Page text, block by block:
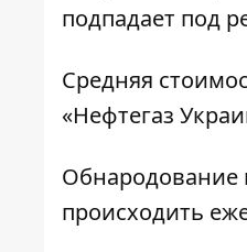
подпадает под
Средняя
«Нефтегаз
Обнародование
происходить